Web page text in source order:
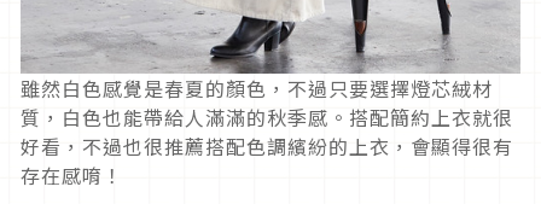
雖然白色感覺是春夏的顏色，不過只要選擇燈芯絨材
質，白色也能帶給人滿滿的秋季感。搭配簡約上衣就很
好看，不過也很推薦搭配色調繽紛的上衣，會顯得很有
存在感唷！